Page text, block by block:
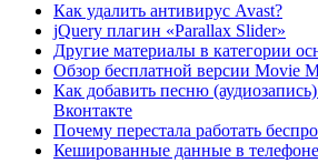
Как удалить антивирус Avast?
jQuery плагин «Parallax Slider»
Другие материалы в категории
Обзор бесплатной версии Movie
Как добавить песню
Вконтакте
Почему перестала работать
Кешированные данные в